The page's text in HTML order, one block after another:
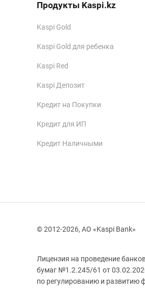
Продукты Kaspi.kz
Kaspi Gold
Kaspi Gold для ребенка
Kaspi Red
Kaspi Депозит
Кредит на Покупки
Кредит для ИП
Кредит Наличными
© 2012-2026, АО «Kaspi Bank»
Лицензия на проведение
бумаг №1.2.245/61 от